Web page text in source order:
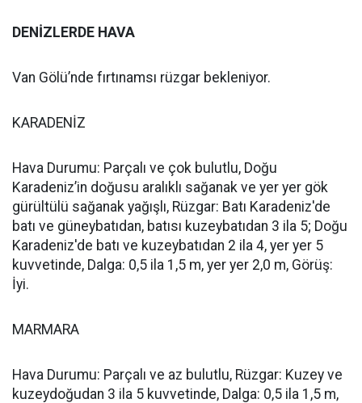
DENİZLERDE HAVA
Van Gölü’nde fırtınamsı rüzgar bekleniyor.
KARADENİZ
Hava Durumu: Parçalı ve çok bulutlu, Doğu
Karadeniz’in doğusu aralıklı sağanak ve yer yer gök
gürültülü sağanak yağışlı, Rüzgar: Batı Karadeniz'de
batı ve güneybatıdan, batısı kuzeybatıdan 3 ila 5; Doğu
Karadeniz'de batı ve kuzeybatıdan 2 ila 4, yer yer 5
kuvvetinde, Dalga: 0,5 ila 1,5 m, yer yer 2,0 m, Görüş:
İyi.
MARMARA
Hava Durumu: Parçalı ve az bulutlu, Rüzgar: Kuzey ve
kuzeydoğudan 3 ila 5 kuvvetinde, Dalga: 0,5 ila 1,5 m,